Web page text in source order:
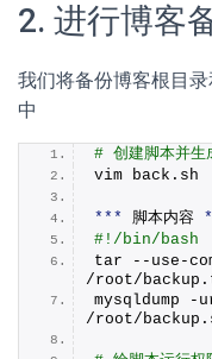
2. 进行博客
我们将备份博客根目
中
# 创建脚本并生
vim back. sh
*** 脚本内容
#!/bin/bash
tar --use-
/root/backup.
mysqldump -
/root/backup.